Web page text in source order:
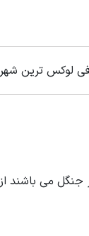
لوکس ترین
می باشند